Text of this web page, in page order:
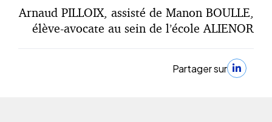
Arnaud PILLOIX, assisté de Manon BOULLE,
élève-avocate au sein de l’école ALIENOR
Partager sur